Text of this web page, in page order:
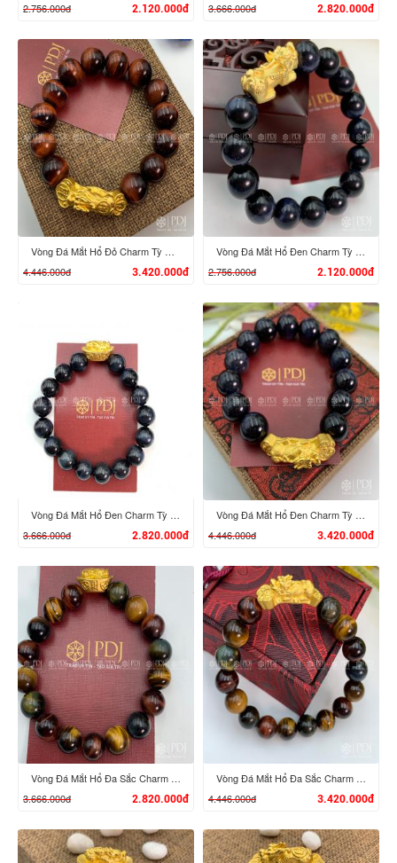
XEM CHI TIẾT
2.756.000đ
2.120.000đ
XEM CHI TIẾT
3.666.000đ
2.820.000đ
XEM CHI TIẾT
Vòng Đá Mắt Hổ Đỏ Charm Tỳ Hưu Cưỡi Gậy Như Ý Vàng 24K
4.446.000đ
3.420.000đ
XEM CHI TIẾT
Vòng Đá Mắt Hổ Đen Charm Tỳ Hưu Vàng 24K
2.756.000đ
2.120.000đ
XEM CHI TIẾT
Vòng Đá Mắt Hổ Đen Charm Tỳ Hưu Cưỡi Đĩnh Vàng 24K
3.666.000đ
2.820.000đ
XEM CHI TIẾT
Vòng Đá Mắt Hổ Đen Charm Tỳ Hưu Cưỡi Gậy Như Ý Vàng 24K
4.446.000đ
3.420.000đ
Vòng Đá Mắt Hổ Đa Sắc Charm Tỳ Hưu Cưỡi Đĩnh Vàng 24K
3.666.000đ
2.820.000đ
Vòng Đá Mắt Hổ Đa Sắc Charm Tỳ Hưu Cưỡi Gậy Như Ý Vàng 24K
4.446.000đ
3.420.000đ